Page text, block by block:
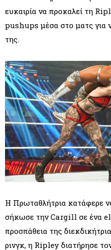
ευκαιρία να προκαλεί τη
pushups μέσα στο ματς για
της.
Η Πρωταθλήτρια κατάφερε
σήκωσε την Cargill σε ένα
προσπάθεια της
ρινγκ, η Ripley διατήρησε